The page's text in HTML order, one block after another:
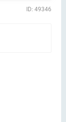
ID: 49346